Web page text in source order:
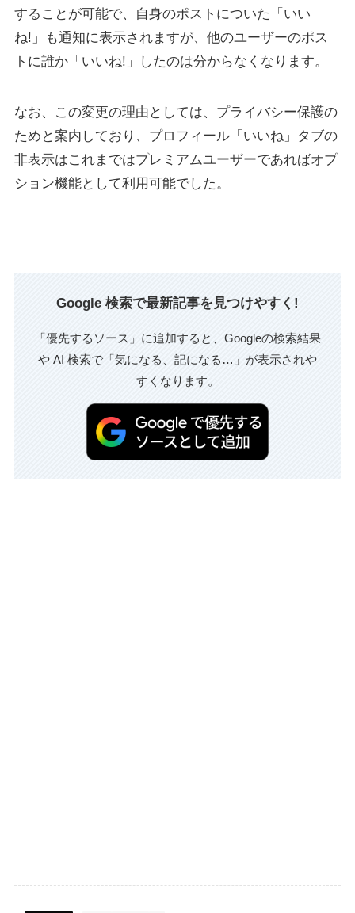
することが可能で、自身のポストについた「いい
ね!」も通知に表示されますが、他のユーザーのポス
トに誰か「いいね!」したのは分からなくなります。
なお、この変更の理由としては、プライバシー保護の
ためと案内しており、プロフィール「いいね」タブの
非表示はこれまではプレミアムユーザーであればオプ
ション機能として利用可能でした。
Google 検索で最新記事を見つけやすく!
「優先するソース」に追加すると、Googleの検索結果
や AI 検索で「気になる、記になる…」が表示されや
すくなります。